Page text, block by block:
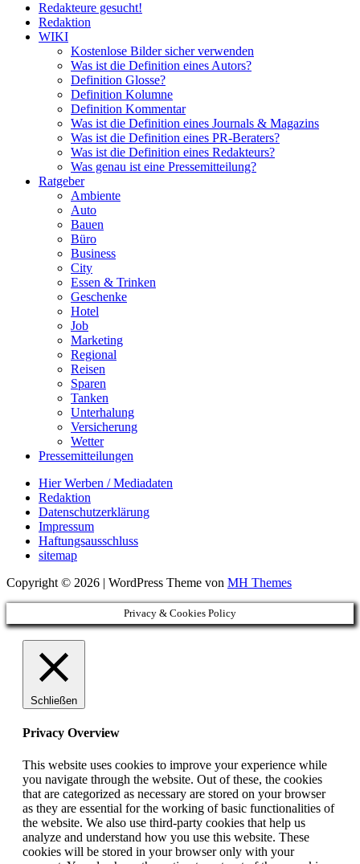
Redakteure gesucht!
Redaktion
WIKI
Kostenlose Bilder sicher verwenden
Was ist die Definition eines Autors?
Definition Glosse?
Definition Kolumne
Definition Kommentar
Was ist die Definition eines Journals & Magazins
Was ist die Definition eines PR-Beraters?
Was ist die Definition eines Redakteurs?
Was genau ist eine Pressemitteilung?
Ratgeber
Ambiente
Auto
Bauen
Büro
Business
City
Essen & Trinken
Geschenke
Hotel
Job
Marketing
Regional
Reisen
Sparen
Tanken
Unterhalung
Versicherung
Wetter
Pressemitteilungen
Hier Werben / Mediadaten
Redaktion
Datenschutzerklärung
Impressum
Haftungsausschluss
sitemap
Copyright © 2026 | WordPress Theme von MH Themes
Privacy & Cookies Policy
Schließen
Privacy Overview
This website uses cookies to improve your experience while
you navigate through the website. Out of these, the cookies
that are categorized as necessary are stored on your browser
as they are essential for the working of basic functionalities of
the website. We also use third-party cookies that help us
analyze and understand how you use this website. These
cookies will be stored in your browser only with your